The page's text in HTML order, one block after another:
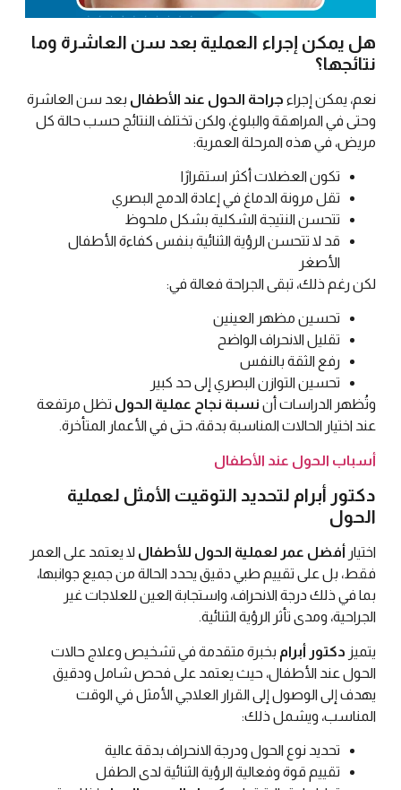
هل يمكن إجراء العملية بعد سن العاشرة وما
نتائجها؟
نعم، يمكن إجراء جراحة الحول عند الأطفال بعد سن العاشرة
وحتى في المراهقة والبلوغ، ولكن تختلف النتائج حسب حالة كل
مريض، في هذه المرحلة العمرية:
تكون العضلات أكثر استقرارًا
تقل مرونة الدماغ في إعادة الدمج البصري
تتحسن النتيجة الشكلية بشكل ملحوظ
قد لا تتحسن الرؤية الثنائية بنفس كفاءة الأطفال
الأصغر
لكن رغم ذلك، تبقى الجراحة فعالة في:
تحسين مظهر العينين
تقليل الانحراف الواضح
رفع الثقة بالنفس
تحسين التوازن البصري إلى حد كبير
وتُظهر الدراسات أن نسبة نجاح عملية الحول تظل مرتفعة
عند اختيار الحالات المناسبة بدقة، حتى في الأعمار المتأخرة.
أسباب الحول عند الأطفال
دكتور أبرام لتحديد التوقيت الأمثل لعملية
الحول
اختيار أفضل عمر لعملية الحول للأطفال لا يعتمد على العمر
فقط، بل على تقييم طبي دقيق يحدد الحالة من جميع جوانبها،
بما في ذلك درجة الانحراف، واستجابة العين للعلاجات غير
الجراحية، ومدى تأثر الرؤية الثنائية.
يتميز دكتور أبرام بخبرة متقدمة في تشخيص وعلاج حالات
الحول عند الأطفال، حيث يعتمد على فحص شامل ودقيق
يهدف إلى الوصول إلى القرار العلاجي الأمثل في الوقت
المناسب، ويشمل ذلك:
تحديد نوع الحول ودرجة الانحراف بدقة عالية
تقييم قوة وفعالية الرؤية الثنائية لدى الطفل